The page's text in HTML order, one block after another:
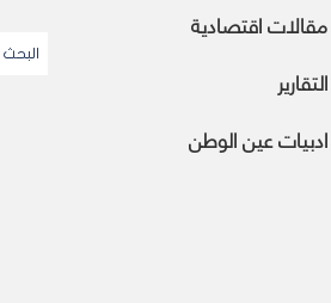
مقالات اقتصادية
التقارير
ادبيات عين الوطن